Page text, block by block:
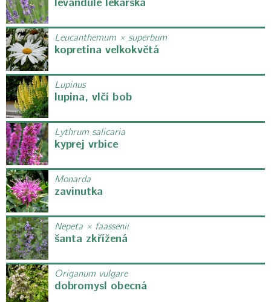
levandule lékařská
Leucanthemum × superbum
kopretina velkokvětá
Lupinus
lupina, vlčí bob
Lythrum salicaria
kyprej vrbice
Monarda
zavinutka
Nepeta × faassenii
šanta zkřížená
Origanum vulgare
dobromysl obecná